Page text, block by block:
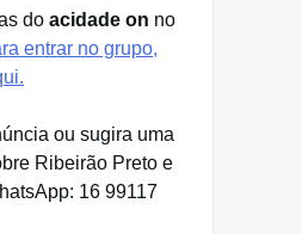
do acidade on no
entrar no grupo,
ou sugira uma
Ribeirão Preto e
16 99117